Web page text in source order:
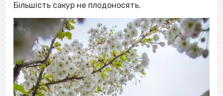
Більшість сакур не плодоносять.